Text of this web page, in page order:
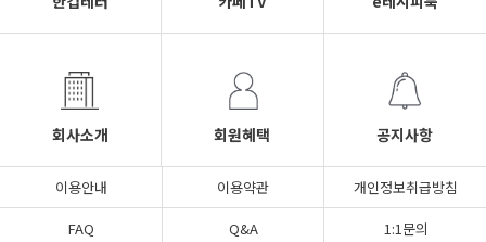
회사소개 회원혜택 공지사항
이용안내 이용약관
개인정보취급방침
FAQ
Q&A 1:1문의